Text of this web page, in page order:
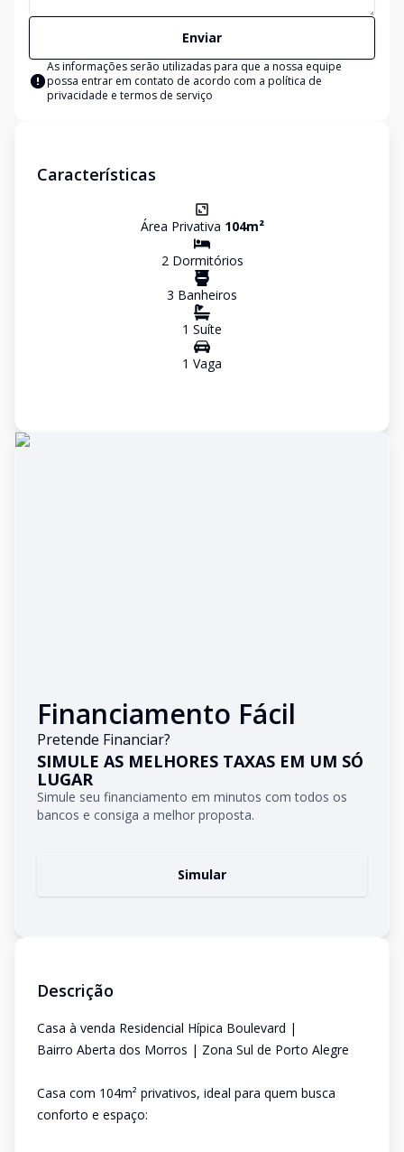
Enviar
As informações serão utilizadas para que a nossa equipe
possa entrar em contato de acordo com a política de
privacidade e termos de serviço
Características
Área Privativa 104m²
2Dormitórios
3 Banheiros
1 Suíte
1 Vaga
Financiamento Fácil
Pretende Financiar?
SIMULE AS MELHORES TAXAS EM UM SÓ
LUGAR
Simule seu financiamento em minutos com todos os
bancos e consiga a melhor proposta.
Simular
Descrição
Casa à venda Residencial Hípica Boulevard |
Bairro Aberta dos Morros | Zona Sul de Porto Alegre
Casa com 104m² privativos, ideal para quem busca
conforto e espaço: